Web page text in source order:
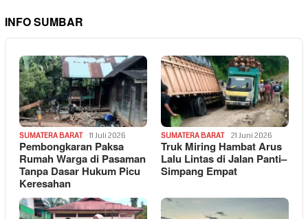
INFO SUMBAR
SUMATERA BARAT 11 Juli 2026
Pembongkaran Paksa
Rumah Warga di Pasaman
Tanpa Dasar Hukum Picu
Keresahan
SUMATERA BARAT 21 Juni 2026
Truk Miring Hambat Arus
Lalu Lintas di Jalan Panti–
Simpang Empat